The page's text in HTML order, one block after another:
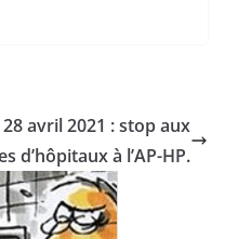
avril 2021 : stop aux
d’hôpitaux à l’AP-HP.